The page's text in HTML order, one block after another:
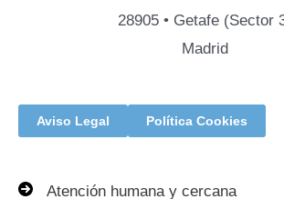
28905 • Getafe (Sector
Madrid
Aviso Legal Política Cookies
Atención humana y cercana